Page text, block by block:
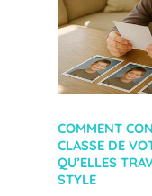
COMMENT
CLASSE DE
QU’ELLES
STYLE